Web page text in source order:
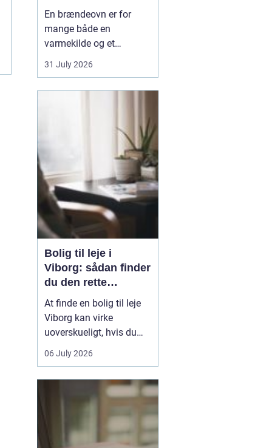
smukt resultat
En brændeovn er for
mange både en
varmekilde og et
samlingspunkt i
hjemmet. Flammerne
brændeovn er ikke noget,
man bør kaste sig ud i
planl&ae...
31 July 2026
Bolig til leje i
Viborg: sådan finder
du den rette
lejlighed
At finde en bolig til leje
Viborg kan virke
uoverskueligt, hvis du
ikke kender byen eller det
lokale boligmarked. Der
priserne varierer, og
områderne har hver
deres særpræg. Med en
klar plan, lidt viden om
06 July 2026